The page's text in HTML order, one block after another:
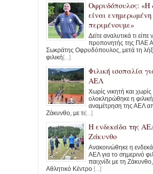
Οφρυδόπουλος: «Η
είναι ενημερωμένη
περιμένουμε»
Δείτε αναλυτικά τι είπε
προπονητής της ΠΑΕ
Σωκράτης Οφρυδόπουλος, μετά τη
φιλική [...]
Φιλική ισοπαλία
ΑΕΛ
Χωρίς νικητή και
ολοκληρώθηκε η φιλική
αναμέτρηση της ΑΕΛ
Ζάκυνθο, με τι [...]
Η ενδεκάδα της
Ζάκυνθο
Ανακοινώθηκε η
ΑΕΛ για το σημερινό
παιχνίδι με τη
Αθλητικό Κέντρο [...]